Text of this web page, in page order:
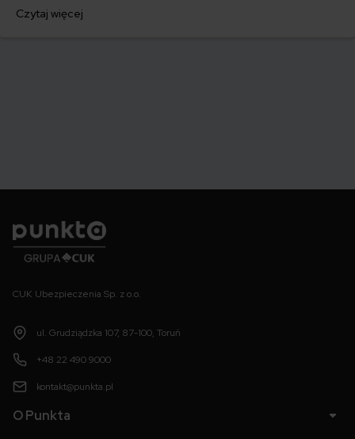
którym szybko załatwisz sprawy urzędowe i będziesz mógł prowadzić
Czytaj więcej
CUK Ubezpieczenia Sp. z o.o.
ul. Grudziądzka 107, 87-100, Toruń
+48 22 490 9000
kontakt@punkta.pl
O Punkta